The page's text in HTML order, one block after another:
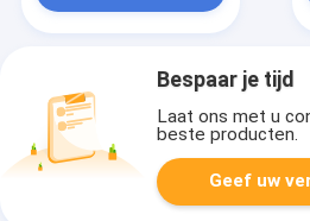
Bespaar je tijd
Laat ons met u
beste producten.
Geef uw